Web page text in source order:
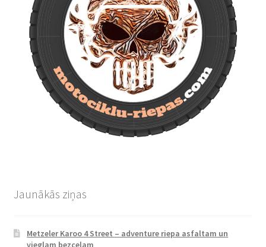
Jaunākās ziņas
Metzeler Karoo 4 Street – adventure riepa asfaltam un
vieglam bezceļam